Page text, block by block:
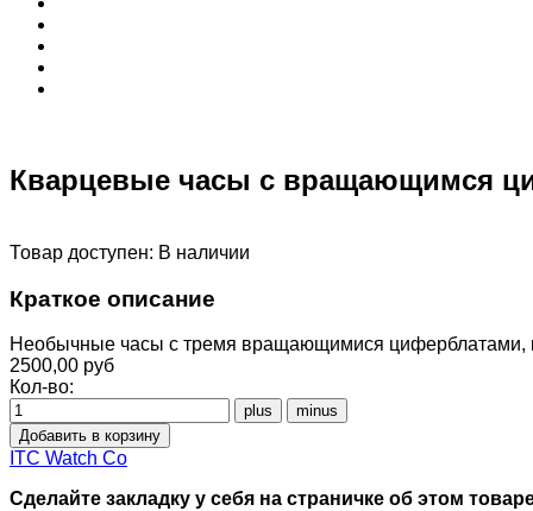
Кварцевые часы с вращающимся
Товар доступен: В наличии
Краткое описание
Необычные часы с тремя вращающимися циферблатами,
2500,00 руб
Кол-во:
ITC Watch Co
Сделайте закладку у себя на страничке об этом